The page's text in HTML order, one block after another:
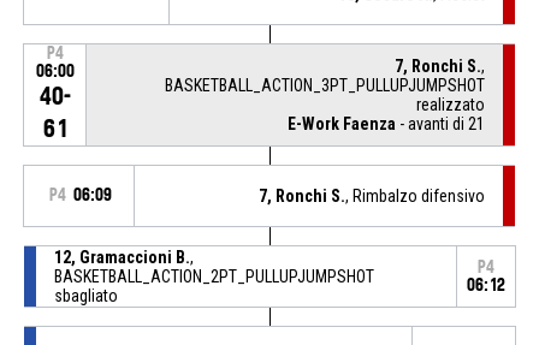
P4
06:00
40-
61
7, Ronchi S.,
BASKETBALL_ACTION_3PT_PULLUPJUMPSHOT
realizzato
E-Work Faenza - avanti di 21
P4 06:09 7, Ronchi S., Rimbalzo difensivo
12, Gramaccioni B.,
BASKETBALL_ACTION_2PT_PULLUPJUMPSHOT
sbagliato
P4
06:12